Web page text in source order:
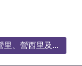
里、營西里及...